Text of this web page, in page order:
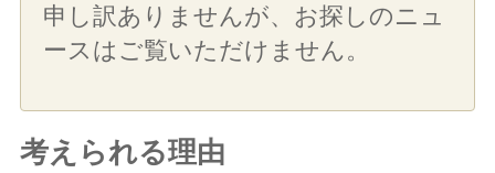
申し訳ありませんが、お探しのニュ
ースはご覧いただけません。
考えられる理由